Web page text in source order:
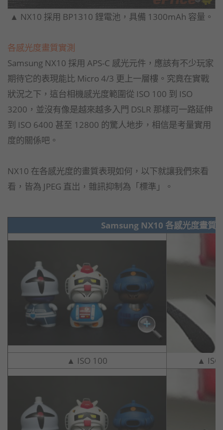
▲ NX10 採用 BP1310 鋰電池，具備 1300mAh 容量。
各感光度畫質實測
Samsung NX10 採用 APS-C 感光元件，應該有不少玩家
期待它的表現能比 Micro 4/3 更上一層樓。究竟在實戰
狀況之下，這台相機感光度範圍從 ISO 100 到 ISO
3200，並沒有像是越來越多入門 DSLR 那樣可一路延伸
到 ISO 6400 甚至 12800 的驚人地步，相信是考量實用
度的關係吧。
NX10 在各感光度的畫質表現如何，以下就讓我們來看
看，皆為 JPEG 直岀，雜訊抑制為「標準」。
Samsung NX10 各感光度畫質
▲ ISO 100 ▲